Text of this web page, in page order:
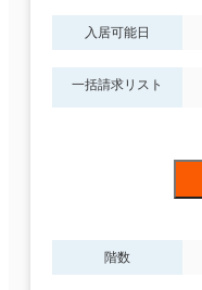
入居可能日
一括請求リスト
階数